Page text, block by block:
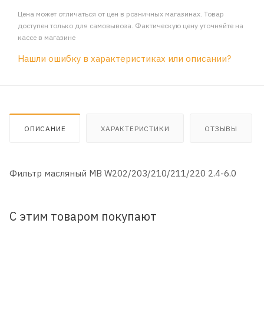
Цена может отличаться от цен в розничных магазинах. Товар
доступен только для самовывоза. Фактическую цену уточняйте на
кассе в магазине
Нашли ошибку в характеристиках или описании?
ОПИСАНИЕ ХАРАКТЕРИСТИКИ ОТЗЫВЫ
Фильтр масляный MB W202/203/210/211/220 2.4-6.0
С этим товаром покупают